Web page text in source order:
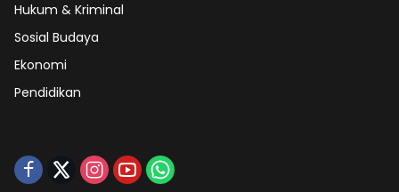
Hukum & Kriminal
Sosial Budaya
Ekonomi
Pendidikan